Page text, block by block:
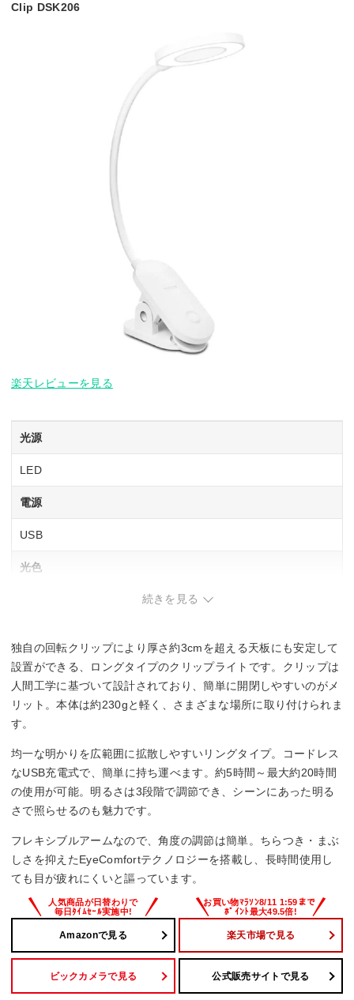
Clip DSK206
楽天レビューを見る
光源
LED
電源
USB
光色
200 lm
調光機能
3段階
消費電力
5 W
続きを見る
独自の回転クリップにより厚さ約3cmを超える天板にも安定して
設置ができる、ロングタイプのクリップライトです。クリップは
人間工学に基づいて設計されており、簡単に開閉しやすいのがメ
リット。本体は約230gと軽く、さまざまな場所に取り付けられま
す。
均一な明かりを広範囲に拡散しやすいリングタイプ。コードレス
なUSB充電式で、簡単に持ち運べます。約5時間～最大約20時間
の使用が可能。明るさは3段階で調節でき、シーンにあった明る
さで照らせるのも魅力です。
フレキシブルアームなので、角度の調節は簡単。ちらつき・まぶ
しさを抑えたEyeComfortテクノロジーを搭載し、長時間使用し
ても目が疲れにくいと謳っています。
Amazonで見る 楽天市場で見る
ビックカメラで見る 公式販売サイトで見る